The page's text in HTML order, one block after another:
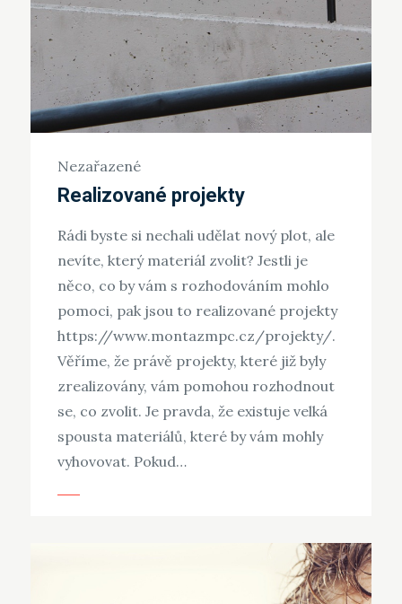
Nezařazené
Realizované projekty
Rádi byste si nechali udělat nový plot, ale
nevíte, který materiál zvolit? Jestli je
něco, co by vám s rozhodováním mohlo
pomoci, pak jsou to realizované projekty
https://www.montazmpc.cz/projekty/.
Věříme, že právě projekty, které již byly
zrealizovány, vám pomohou rozhodnout
se, co zvolit. Je pravda, že existuje velká
spousta materiálů, které by vám mohly
vyhovovat. Pokud…